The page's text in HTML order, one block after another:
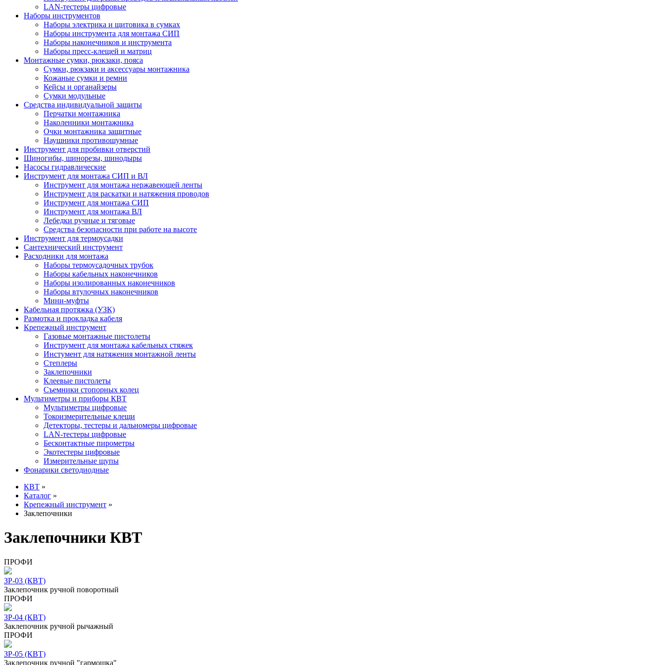
LAN-тестеры цифровые
Наборы инструментов
Наборы электрика и щитовика в сумках
Наборы инструмента для монтажа СИП
Наборы наконечников и инструмента
Наборы пресс-клещей и матриц
Монтажные сумки, рюкзаки, пояса
Сумки, рюкзаки и аксессуары монтажника
Кожаные сумки и ремни
Кейсы и органайзеры
Сумки модульные
Средства индивидуальной защиты
Перчатки монтажника
Наколенники монтажника
Очки монтажника защитные
Наушники противошумные
Инструмент для пробивки отверстий
Шиногибы, шинорезы, шинодыры
Насосы гидравлические
Инструмент для монтажа СИП и ВЛ
Инструмент для монтажа нержавеющей ленты
Инструмент для раскатки и натяжения проводов
Инструмент для монтажа СИП
Инструмент для монтажа ВЛ
Лебедки ручные и тяговые
Средства безопасности при работе на высоте
Инструмент для термоусадки
Сантехнический инструмент
Расходники для монтажа
Наборы термоусадочных трубок
Наборы кабельных наконечников
Наборы изолированных наконечников
Наборы втулочных наконечников
Мини-муфты
Кабельная протяжка (УЗК)
Размотка и прокладка кабеля
Крепежный инструмент
Газовые монтажные пистолеты
Инструмент для монтажа кабельных стяжек
Инстумент для натяжения монтажной ленты
Степлеры
Заклепочники
Клеевые пистолеты
Съемники стопорных колец
Мультиметры и приборы КВТ
Мультиметры цифровые
Токоизмерительные клещи
Детекторы, тестеры и дальномеры цифровые
LAN-тестеры цифровые
Бесконтактные пирометры
Экотестеры цифровые
Измерительные щупы
Фонарики светодиодные
КВТ »
Каталог »
Крепежный инструмент »
Заклепочники
Заклепочники КВТ
ПРОФИ
ЗР-03 (КВТ)
Заклепочник ручной поворотный
ПРОФИ
ЗР-04 (КВТ)
Заклепочник ручной рычажный
ПРОФИ
ЗР-05 (КВТ)
Заклепочник ручной "гармошка"